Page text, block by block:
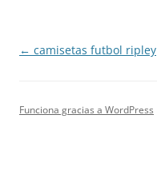
Navegación
← camisetas futbol ripley
Funciona gracias a WordPress